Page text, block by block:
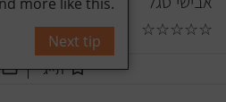
☆
☆
☆
☆
☆
0 תגובות
תייג
Next tip